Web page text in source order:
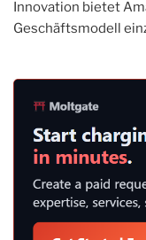
Innovation bietet
Geschäftsmodell